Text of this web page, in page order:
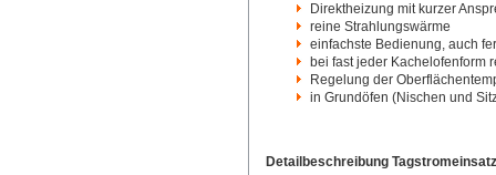
Direktheizung mit kurzer
reine Strahlungswärme
einfachste Bedienung, auch
bei fast jeder Kachelofenform
Regelung der
in Grundöfen (Nischen und
Detailbeschreibung